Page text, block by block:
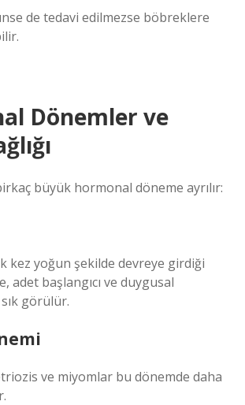
de tedavi edilmezse böbreklere
Dönemler ve
büyük hormonal döneme ayrılır:
kez yoğun şekilde devreye girdiği
adet başlangıcı ve duygusal
görülür.
ve miyomlar bu dönemde daha